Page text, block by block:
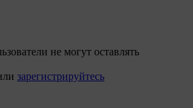
не могут оставлять
зарегистрируйтесь